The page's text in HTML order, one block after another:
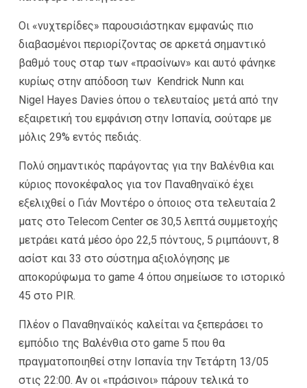
Οι «νυχτερίδες» παρουσιάστηκαν εμφανώς πιο
διαβασμένοι περιορίζοντας σε αρκετά σημαντικό
βαθμό τους σταρ των «πρασίνων» και αυτό φάνηκε
κυρίως στην απόδοση των Kendrick Nunn και
Nigel Hayes Davies όπου ο τελευταίος μετά από την
εξαιρετική του εμφάνιση στην Ισπανία, σούταρε με
μόλις 29% εντός πεδιάς.
Πολύ σημαντικός παράγοντας για την Βαλένθια και
κύριος πονοκέφαλος για τον Παναθηναϊκό έχει
εξελιχθεί ο Γιάν Μοντέρο ο όποιος στα τελευταία 2
ματς στο Telecom Center σε 30,5 λεπτά συμμετοχής
μετράει κατά μέσο όρο 22,5 πόντους, 5 ριμπάουντ, 8
ασίστ και 33 στο σύστημα αξιολόγησης με
αποκορύφωμα το game 4 όπου σημείωσε το ιστορικό
45 στο PIR.
Πλέον ο Παναθηναϊκός καλείται να ξεπεράσει το
εμπόδιο της Βαλένθια στο game 5 που θα
πραγματοποιηθεί στην Ισπανία την Τετάρτη 13/05
στις 22:00. Αν οι «πράσινοι» πάρουν τελικά το